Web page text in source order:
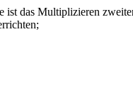
ist das Multiplizieren